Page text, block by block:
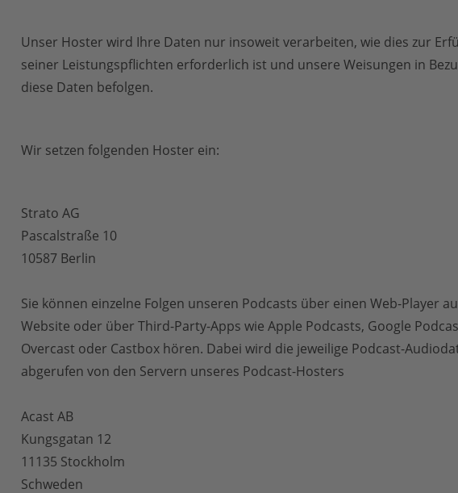
Unser Hoster wird Ihre Daten nur insoweit verarbeiten, wie dies zur
seiner Leistungspflichten erforderlich ist und unsere Weisungen in
diese Daten befolgen.
Wir setzen folgenden Hoster ein:
Strato AG
Pascalstraße 10
10587 Berlin
Sie können einzelne Folgen unseren Podcasts über einen Web-Player
Website oder über Third-Party-Apps wie Apple Podcasts, Google
Overcast oder Castbox hören. Dabei wird die jeweilige Podcast-
abgerufen von den Servern unseres Podcast-Hosters
Acast AB
Kungsgatan 12
11135 Stockholm
Schweden